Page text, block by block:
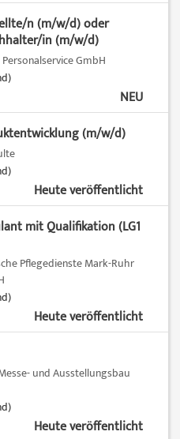
n (m/w/d) oder
in (m/w/d)
Personalservice GmbH
NEU
(m/w/d)
Heute veröffentlicht
mit Qualifikation (LG1
Pflegedienste Mark-Ruhr
Heute veröffentlicht
und Ausstellungsbau
Heute veröffentlicht